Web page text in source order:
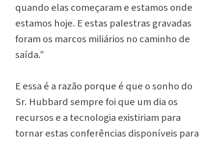
quando elas começaram e estamos onde
estamos hoje. E estas palestras gravadas
foram os marcos miliários no caminho de
saída.”
E essa é a razão porque é que o sonho do
Sr. Hubbard sempre foi que um dia os
recursos e a tecnologia existiriam para
tornar estas conferências disponíveis para